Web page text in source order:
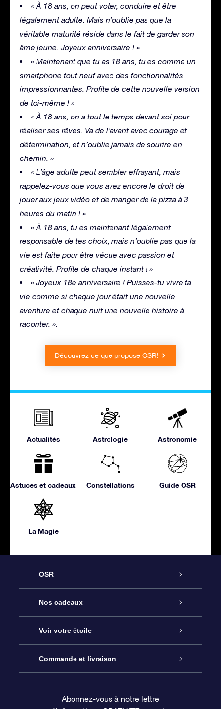
« À 18 ans, on peut voter, conduire et être
légalement adulte. Mais n’oublie pas que la
véritable maturité réside dans le fait de garder son
âme jeune. Joyeux anniversaire ! »
« Maintenant que tu as 18 ans, tu es comme un
smartphone tout neuf avec des fonctionnalités
impressionnantes. Profite de cette nouvelle version
de toi-même ! »
« À 18 ans, on a tout le temps devant soi pour
réaliser ses rêves. Va de l’avant avec courage et
détermination, et n’oublie jamais de sourire en
chemin. »
« L’âge adulte peut sembler effrayant, mais
rappelez-vous que vous avez encore le droit de
jouer aux jeux vidéo et de manger de la pizza à 3
heures du matin ! »
« À 18 ans, tu es maintenant légalement
responsable de tes choix, mais n’oublie pas que la
vie est faite pour être vécue avec passion et
créativité. Profite de chaque instant ! »
« Joyeux 18e anniversaire ! Puisses-tu vivre ta
vie comme si chaque jour était une nouvelle
aventure et chaque nuit une nouvelle histoire à
raconter. ».
Découvrez ce que propose OSR!
Actualités Astrologie Astronomie
Astuces et cadeaux Constellations Guide OSR
La Magie
OSR
Service
À propos de l’OSR
Nous contacter
Nos cadeaux
Cadeau d’étoile en ligne
Coffret cadeau OSR
Voir votre étoile
Registre des étoiles
Commande et livraison
Abonnez-vous à notre lettre